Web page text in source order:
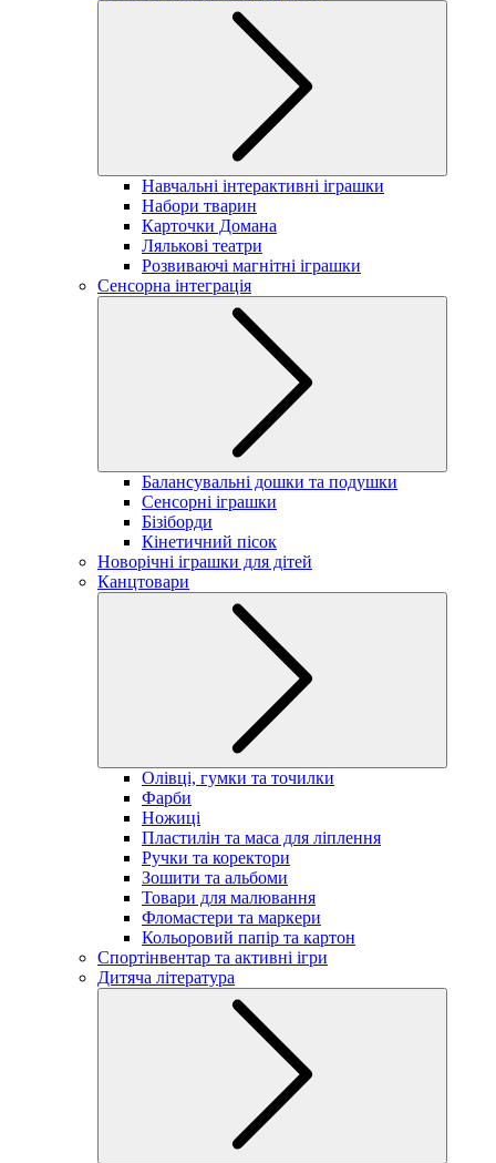
Навчальні інтерактивні іграшки
Набори тварин
Карточки Домана
Лялькові театри
Розвиваючі магнітні іграшки
Сенсорна інтеграція
Балансувальні дошки та подушки
Сенсорні іграшки
Бізіборди
Кінетичний пісок
Новорічні іграшки для дітей
Канцтовари
Олівці, гумки та точилки
Фарби
Ножиці
Пластилін та маса для ліплення
Ручки та коректори
Зошити та альбоми
Товари для малювання
Фломастери та маркери
Кольоровий папір та картон
Спортінвентар та активні ігри
Дитяча література